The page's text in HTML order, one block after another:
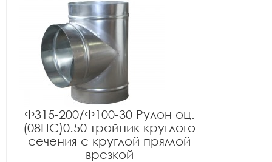
Ф315-200/Ф100-30 Рулон оц.
(08ПС)0.50 тройник круглого
сечения с круглой прямой
врезкой